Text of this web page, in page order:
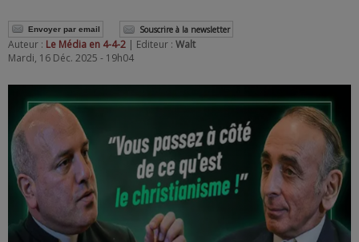
Envoyer par email Souscrire à la newsletter
Auteur : Le Média en 4-4-2 | Editeur : Walt
Mardi, 16 Déc. 2025 - 19h04